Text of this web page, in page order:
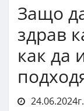
Защо
здрав
как да